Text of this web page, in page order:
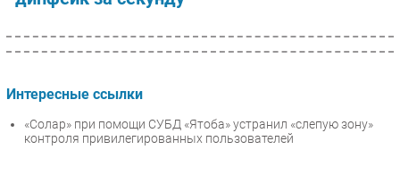
Интересные ссылки
«Солар» при помощи СУБД «Ятоба» устранил «слепую зону»
контроля привилегированных пользователей